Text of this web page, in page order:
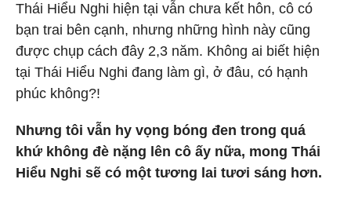
Thái Hiểu Nghi hiện tại vẫn chưa kết hôn, cô có
bạn trai bên cạnh, nhưng những hình này cũng
được chụp cách đây 2,3 năm. Không ai biết hiện
tại Thái Hiểu Nghi đang làm gì, ở đâu, có hạnh
phúc không?!
Nhưng tôi vẫn hy vọng bóng đen trong quá
khứ không đè nặng lên cô ấy nữa, mong Thái
Hiểu Nghi sẽ có một tương lai tươi sáng hơn.